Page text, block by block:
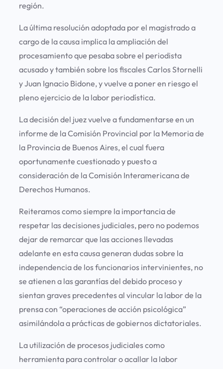
región.
La última resolución adoptada por el magistrado a
cargo de la causa implica la ampliación del
procesamiento que pesaba sobre el periodista
acusado y también sobre los fiscales Carlos Stornelli
y Juan Ignacio Bidone, y vuelve a poner en riesgo el
pleno ejercicio de la labor periodística.
La decisión del juez vuelve a fundamentarse en un
informe de la Comisión Provincial por la Memoria de
la Provincia de Buenos Aires, el cual fuera
oportunamente cuestionado y puesto a
consideración de la Comisión Interamericana de
Derechos Humanos.
Reiteramos como siempre la importancia de
respetar las decisiones judiciales, pero no podemos
dejar de remarcar que las acciones llevadas
adelante en esta causa generan dudas sobre la
independencia de los funcionarios intervinientes, no
se atienen a las garantías del debido proceso y
sientan graves precedentes al vincular la labor de la
prensa con “operaciones de acción psicológica”
asimilándola a prácticas de gobiernos dictatoriales.
La utilización de procesos judiciales como
herramienta para controlar o acallar la labor